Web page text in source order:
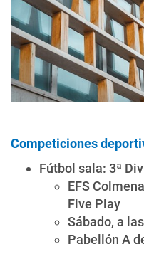
Competiciones
Fútbol sala: 3ª
EFS
Five Play
Sábado, a
Pabellón A